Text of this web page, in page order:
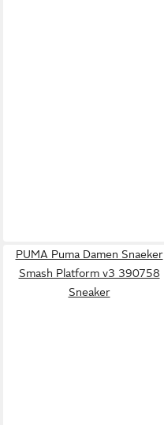
PUMA Puma Damen Snaeker
Smash Platform v3 390758
Sneaker